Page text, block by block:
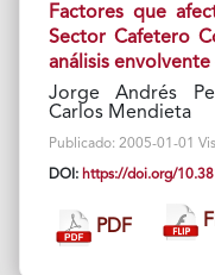
Factores que
Sector Cafetero
análisis
Jorge Andrés
Carlos Mendieta
Publicado: 2005-01-01
DOI: https://doi.org/
PDF